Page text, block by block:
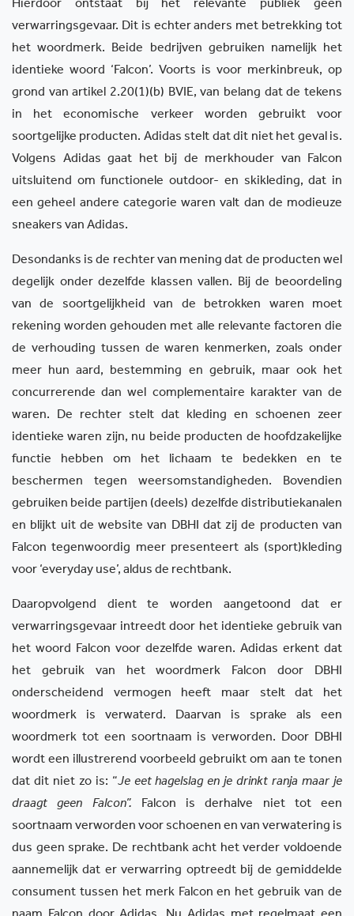
Hierdoor ontstaat bij het relevante publiek geen
verwarringsgevaar. Dit is echter anders met betrekking tot
het woordmerk. Beide bedrijven gebruiken namelijk het
identieke woord ‘Falcon’. Voorts is voor merkinbreuk, op
grond van artikel 2.20(1)(b) BVIE, van belang dat de tekens
in het economische verkeer worden gebruikt voor
soortgelijke producten. Adidas stelt dat dit niet het geval is.
Volgens Adidas gaat het bij de merkhouder van Falcon
uitsluitend om functionele outdoor- en skikleding, dat in
een geheel andere categorie waren valt dan de modieuze
sneakers van Adidas.
Desondanks is de rechter van mening dat de producten wel
degelijk onder dezelfde klassen vallen. Bij de beoordeling
van de soortgelijkheid van de betrokken waren moet
rekening worden gehouden met alle relevante factoren die
de verhouding tussen de waren kenmerken, zoals onder
meer hun aard, bestemming en gebruik, maar ook het
concurrerende dan wel complementaire karakter van de
waren. De rechter stelt dat kleding en schoenen zeer
identieke waren zijn, nu beide producten de hoofdzakelijke
functie hebben om het lichaam te bedekken en te
beschermen tegen weersomstandigheden. Bovendien
gebruiken beide partijen (deels) dezelfde distributiekanalen
en blijkt uit de website van DBHI dat zij de producten van
Falcon tegenwoordig meer presenteert als (sport)kleding
voor ‘everyday use’, aldus de rechtbank.
Daaropvolgend dient te worden aangetoond dat er
verwarringsgevaar intreedt door het identieke gebruik van
het woord Falcon voor dezelfde waren. Adidas erkent dat
het gebruik van het woordmerk Falcon door DBHI
onderscheidend vermogen heeft maar stelt dat het
woordmerk is verwaterd. Daarvan is sprake als een
woordmerk tot een soortnaam is verworden. Door DBHI
wordt een illustrerend voorbeeld gebruikt om aan te tonen
dat dit niet zo is: “Je eet hagelslag en je drinkt ranja maar je
draagt geen Falcon”. Falcon is derhalve niet tot een
soortnaam verworden voor schoenen en van verwatering is
dus geen sprake. De rechtbank acht het verder voldoende
aannemelijk dat er verwarring optreedt bij de gemiddelde
consument tussen het merk Falcon en het gebruik van de